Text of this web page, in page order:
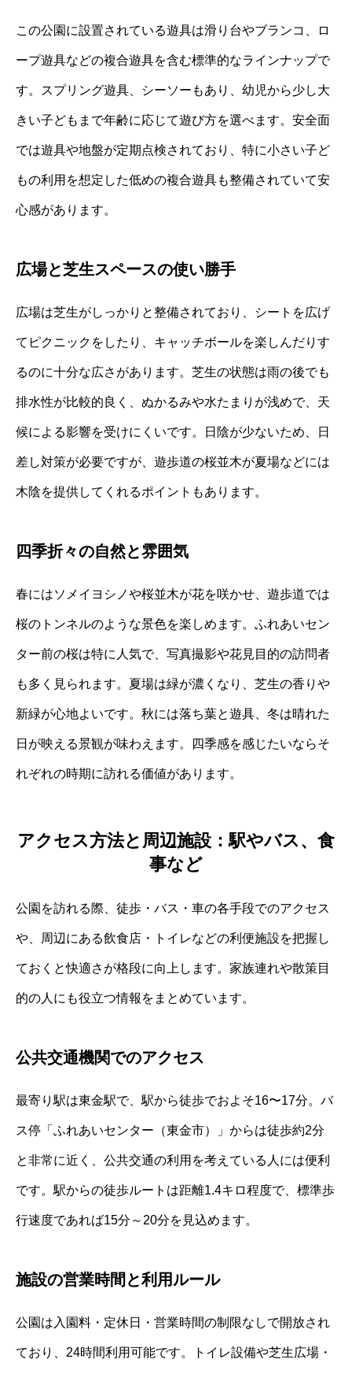
この公園に設置されている遊具は滑り台やブランコ、ロ
ープ遊具などの複合遊具を含む標準的なラインナップで
す。スプリング遊具、シーソーもあり、幼児から少し大
きい子どもまで年齢に応じて遊び方を選べます。安全面
では遊具や地盤が定期点検されており、特に小さい子ど
もの利用を想定した低めの複合遊具も整備されていて安
心感があります。
広場と芝生スペースの使い勝手
広場は芝生がしっかりと整備されており、シートを広げ
てピクニックをしたり、キャッチボールを楽しんだりす
るのに十分な広さがあります。芝生の状態は雨の後でも
排水性が比較的良く、ぬかるみや水たまりが浅めで、天
候による影響を受けにくいです。日陰が少ないため、日
差し対策が必要ですが、遊歩道の桜並木が夏場などには
木陰を提供してくれるポイントもあります。
四季折々の自然と雰囲気
春にはソメイヨシノや桜並木が花を咲かせ、遊歩道では
桜のトンネルのような景色を楽しめます。ふれあいセン
ター前の桜は特に人気で、写真撮影や花見目的の訪問者
も多く見られます。夏場は緑が濃くなり、芝生の香りや
新緑が心地よいです。秋には落ち葉と遊具、冬は晴れた
日が映える景観が味わえます。四季感を感じたいならそ
れぞれの時期に訪れる価値があります。
アクセス方法と周辺施設：駅やバス、食
事など
公園を訪れる際、徒歩・バス・車の各手段でのアクセス
や、周辺にある飲食店・トイレなどの利便施設を把握し
ておくと快適さが格段に向上します。家族連れや散策目
的の人にも役立つ情報をまとめています。
公共交通機関でのアクセス
最寄り駅は東金駅で、駅から徒歩でおよそ16〜17分。バ
ス停「ふれあいセンター（東金市）」からは徒歩約2分
と非常に近く、公共交通の利用を考えている人には便利
です。駅からの徒歩ルートは距離1.4キロ程度で、標準歩
行速度であれば15分～20分を見込めます。
施設の営業時間と利用ルール
公園は入園料・定休日・営業時間の制限なしで開放され
ており、24時間利用可能です。トイレ設備や芝生広場・